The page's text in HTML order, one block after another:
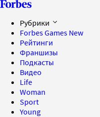
Рубрики
Forbes Games New
Рейтинги
Франшизы
Подкасты
Видео
Life
Woman
Sport
Young